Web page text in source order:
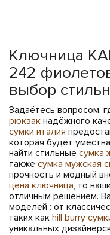
Ключница
242
выбор
Задаётесь вопросом,
рюкзак надёжного
сумки италия
которая будет
найти стильные сумка
также сумка мужская
прочность и модный
цена ключница, то
отличным решением.
моделей : от
таких как hill burry
уникальных